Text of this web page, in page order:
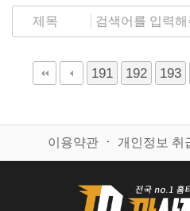
191 192 193
이용약관 ㆍ 개인정보 취